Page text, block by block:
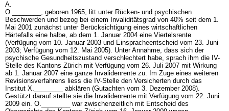
A.
O.________, geboren 1965, litt unter Rücken- und psychischen
Beschwerden und bezog bei einem Invaliditätsgrad von 40% seit dem 1.
Mai 2001 zunächst unter Berücksichtigung eines wirtschaftlichen
Härtefalls eine halbe, ab dem 1. Januar 2004 eine Viertelsrente
(Verfügung vom 10. Januar 2003 und Einspracheentscheid vom 23. Juni
2003; Verfügung vom 12. Mai 2005). Unter Annahme, dass sich der
psychische Gesundheitszustand verschlechtert habe, sprach ihm die IV-
Stelle des Kantons Zürich mit Verfügung vom 26. Juli 2007 mit Wirkung
ab 1. Januar 2007 eine ganze Invalidenrente zu. Im Zuge eines weiteren
Revisionsverfahrens liess die IV-Stelle den Versicherten durch das
Institut X.________ abklären (Gutachten vom 3. Dezember 2008).
Gestützt darauf stellte sie die Invalidenrente mit Verfügung vom 22. Juni
2009 ein. O.________ war zwischenzeitlich mit Entscheid des